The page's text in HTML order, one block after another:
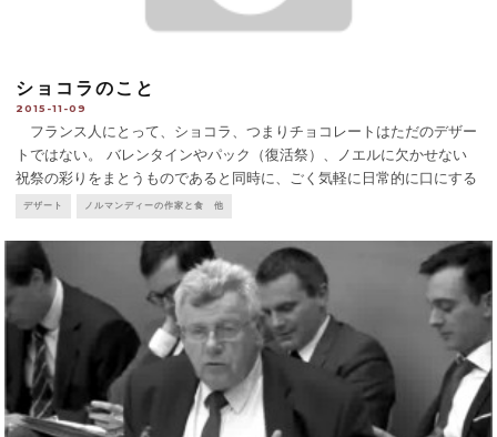
ショコラのこと
2015-11-09
フランス人にとって、ショコラ、つまりチョコレートはただのデザー
トではない。 バレンタインやパック（復活祭）、ノエルに欠かせない
祝祭の彩りをまとうものであると同時に、ごく気軽に日常的に口にする
食品でもある。 朝食にチョコレートベースのクリームをバゲットに塗
デザート ノルマンディーの作家と食 他